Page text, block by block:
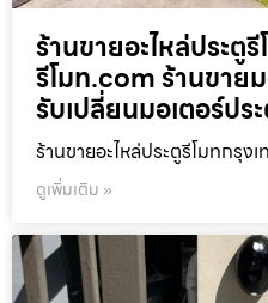
ร้านขายอะไหล่ประตู
รีโมท.com ร้านขาย
รับเปลี่ยนมอเตอร์ปร
ร้านขายอะไหล่ประตูรีโมทกรุง
ดูเพิ่มเติม »